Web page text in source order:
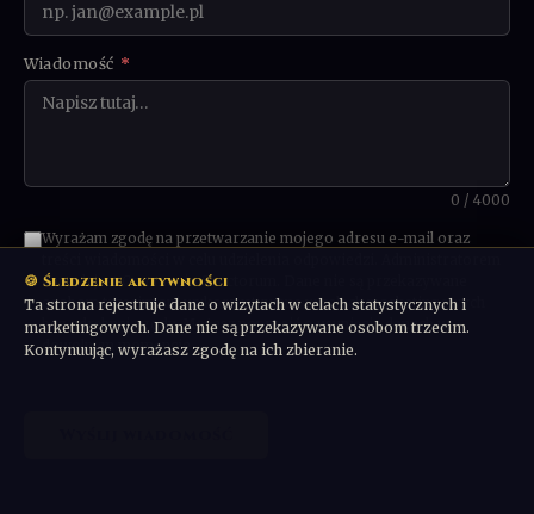
Wiadomość *
0 / 4000
Wyrażam zgodę na przetwarzanie mojego adresu e-mail oraz
danych jest Communio Sanctorum. Dane nie są przekazywane
osobom trzecim ani wykorzystywane w celach marketingowych
bez odrębnej zgody. Możesz poprosić o usunięcie danych w
dowolnym momencie.
🍪 Śledzenie aktywności
Ta strona rejestruje dane o wizytach w celach statystycznych i
marketingowych. Dane nie są przekazywane osobom trzecim.
Kontynuując, wyrażasz zgodę na ich zbieranie.